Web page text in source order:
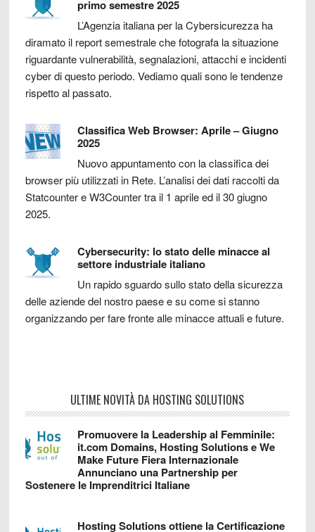
primo semestre 2025
L’Agenzia italiana per la Cybersicurezza ha
diramato il report semestrale che fotografa la situazione
riguardante vulnerabilità, segnalazioni, attacchi e incidenti
cyber di questo periodo. Vediamo quali sono le tendenze
rispetto al passato.
Classifica Web Browser: Aprile – Giugno
2025
Nuovo appuntamento con la classifica dei
browser più utilizzati in Rete. L’analisi dei dati raccolti da
Statcounter e W3Counter tra il 1 aprile ed il 30 giugno
2025.
Cybersecurity: lo stato delle minacce al
settore industriale italiano
Un rapido sguardo sullo stato della sicurezza
delle aziende del nostro paese e su come si stanno
organizzando per fare fronte alle minacce attuali e future.
ULTIME NOVITÀ DA HOSTING SOLUTIONS
Promuovere la Leadership al Femminile:
it.com Domains, Hosting Solutions e We
Make Future Fiera Internazionale
Annunciano una Partnership per
Sostenere le Imprenditrici Italiane
Hosting Solutions ottiene la Certificazione